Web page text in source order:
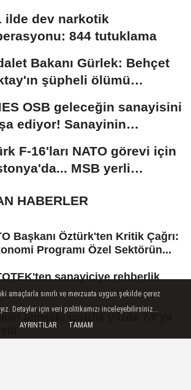
ilde dev narkotik
844 tutuklama
Bakanı Gürlek: Behçet
şüpheli ölümü
kapsamlı...
OSB geleceğin sanayisini
ediyor! Sanayinin
F-16'ları NATO görevi için
MSB yerli
HABERLER
Başkanı Öztürk'ten Kritik Çağrı:
Programı Özel Sektörün...
sanayiciye rehberlik
Şimşek: İşsizlik yüzde 7,6'ya
amaçlarla sınırlı ve mevzuata uygun şekilde çerez
Detaylar için veri politikamızı inceleyebilirsiniz...
AYRINTILAR
TAMAM